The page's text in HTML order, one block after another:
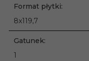
Format płytki:
8x119,7
Gatunek:
1